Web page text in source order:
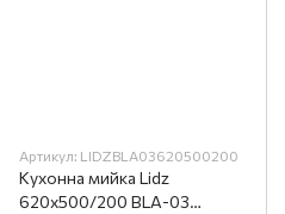
Артикул: LIDZBLA03620500200
Кухонна мийка Lidz
620x500/200 BLA-03